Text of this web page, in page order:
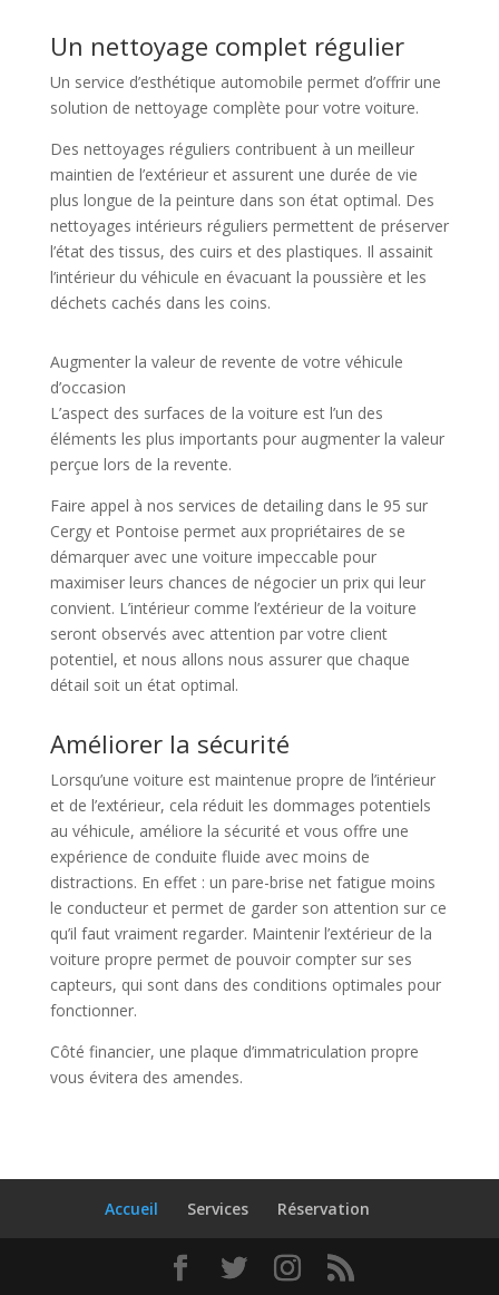
Un nettoyage complet régulier
Un service d’esthétique automobile permet d’offrir une
solution de nettoyage complète pour votre voiture.
Des nettoyages réguliers contribuent à un meilleur
maintien de l’extérieur et assurent une durée de vie
plus longue de la peinture dans son état optimal. Des
nettoyages intérieurs réguliers permettent de préserver
l’état des tissus, des cuirs et des plastiques. Il assainit
l’intérieur du véhicule en évacuant la poussière et les
déchets cachés dans les coins.
Augmenter la valeur de revente de votre véhicule
d’occasion
L’aspect des surfaces de la voiture est l’un des
éléments les plus importants pour augmenter la valeur
perçue lors de la revente.
Faire appel à nos services de detailing dans le 95 sur
Cergy et Pontoise permet aux propriétaires de se
démarquer avec une voiture impeccable pour
maximiser leurs chances de négocier un prix qui leur
convient. L’intérieur comme l’extérieur de la voiture
seront observés avec attention par votre client
potentiel, et nous allons nous assurer que chaque
détail soit un état optimal.
Améliorer la sécurité
Lorsqu’une voiture est maintenue propre de l’intérieur
et de l’extérieur, cela réduit les dommages potentiels
au véhicule, améliore la sécurité et vous offre une
expérience de conduite fluide avec moins de
distractions. En effet : un pare-brise net fatigue moins
le conducteur et permet de garder son attention sur ce
qu’il faut vraiment regarder. Maintenir l’extérieur de la
voiture propre permet de pouvoir compter sur ses
capteurs, qui sont dans des conditions optimales pour
fonctionner.
Côté financier, une plaque d’immatriculation propre
vous évitera des amendes.
Accueil Services Réservation